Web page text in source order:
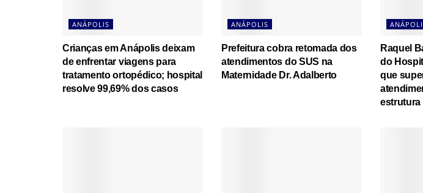
ANÁPOLIS
Crianças em Anápolis deixam
de enfrentar viagens para
tratamento ortopédico; hospital
resolve 99,69% dos casos
ANÁPOLIS
Prefeitura cobra retomada dos
atendimentos do SUS na
Maternidade Dr. Adalberto
Raquel
do
que
estrutura